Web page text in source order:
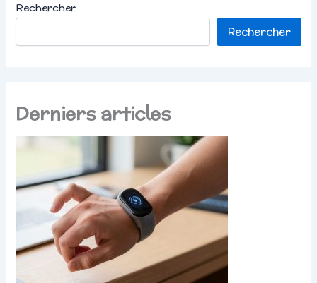
Rechercher
Rechercher
Derniers articles